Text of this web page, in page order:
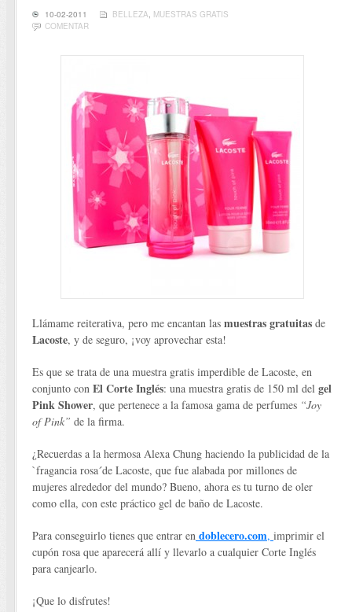
10-02-2011 BELLEZA, MUESTRAS GRATIS
COMENTAR
Llámame reiterativa, pero me encantan las muestras gratuitas de
Lacoste, y de seguro, ¡voy aprovechar esta!
Es que se trata de una muestra gratis imperdible de Lacoste, en
conjunto con El Corte Inglés: una muestra gratis de 150 ml del gel
Pink Shower, que pertenece a la famosa gama de perfumes “Joy
of Pink” de la firma.
¿Recuerdas a la hermosa Alexa Chung haciendo la publicidad de la
`fragancia rosa´de Lacoste, que fue alabada por millones de
mujeres alrededor del mundo? Bueno, ahora es tu turno de oler
como ella, con este práctico gel de baño de Lacoste.
Para conseguirlo tienes que entrar en doblecero.com, imprimir el
cupón rosa que aparecerá allí y llevarlo a cualquier Corte Inglés
para canjearlo.
¡Que lo disfrutes!